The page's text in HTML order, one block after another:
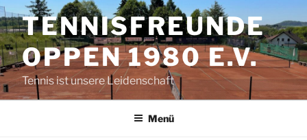
Zum
Inhalt
springenTENNISFREUNDE
OPPEN 1980 E.V.
Tennis ist unsere Leidenschaft
Menü